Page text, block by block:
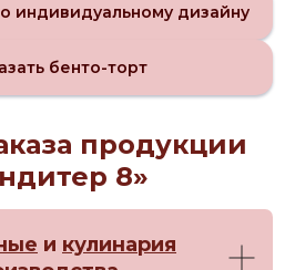
индивидуальному дизайну
бенто-торт
продукции
8»
и кулинария